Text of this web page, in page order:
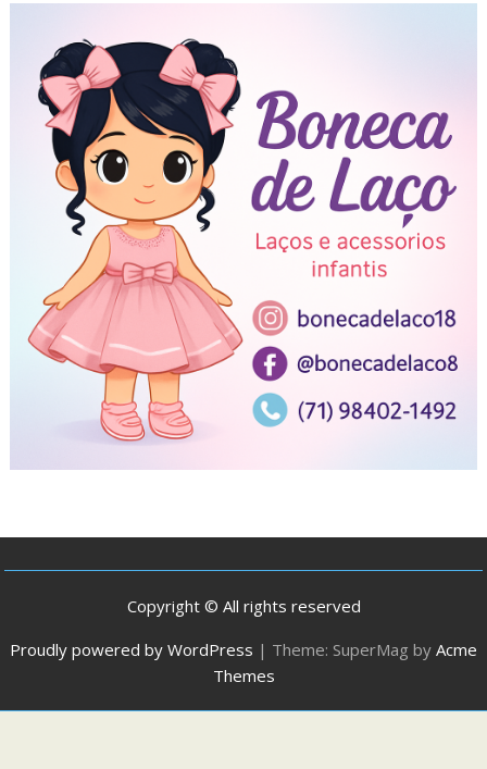
Copyright © All rights reserved
Proudly powered by WordPress | Theme: SuperMag by Acme
Themes